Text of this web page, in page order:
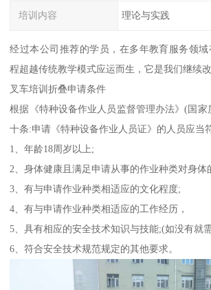
培训内容 理论与实践
经过本公司推荐的学员，在多年教育服务领
程超越传统教学模式应运而生，它是我们继续
叉车培训折叠申请条件
根据《特种设备作业人员监督管理办法》(国家
十条:申请《特种设备作业人员证》的人员应当
1、年龄18周岁以上;
2、身体健康且满足申请从事的作业种类对身体
3、有与申请作业种类相适应的文化程度;
4、有与申请作业种类相适应的工作经历，
5、具有相应的安全技术知识与技能;(如没有就
6、符合安全技术规范规定的其他要求。